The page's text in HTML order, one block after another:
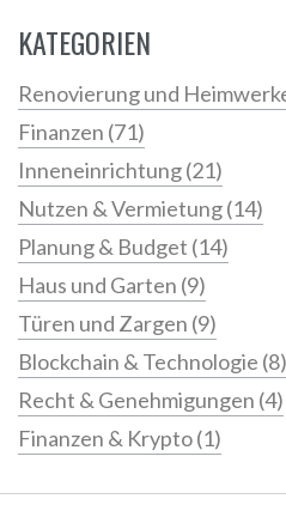
KATEGORIEN
Renovierung und
Finanzen (71)
Inneneinrichtung(21)
Nutzen & Vermietung(14)
Planung & Budget (14)
Haus und Garten (9)
Türen und Zargen (9)
Blockchain & Technologie (8)
Recht & Genehmigungen (4)
Finanzen & Krypto(1)